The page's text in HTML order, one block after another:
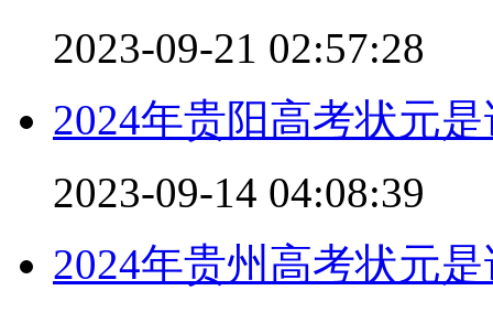
2023-09-21 02:57:28
2024年贵阳高考状元
2023-09-14 04:08:39
2024年贵州高考状元